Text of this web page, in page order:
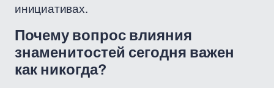
инициативах.
Почему вопрос влияния
знаменитостей сегодня важен
как никогда?